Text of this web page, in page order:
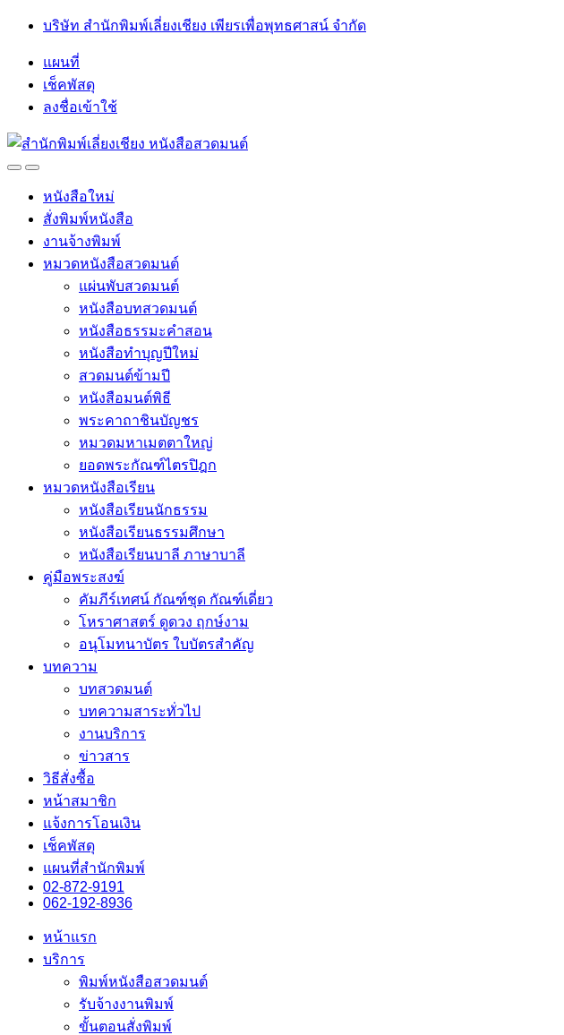
Skip
navigation
Skip
บริษัท สำนักพิมพ์เลี่ยงเชียง เพียรเพื่อพุทธศาสน์ จำกัด
แผนที่
เช็คพัสดุ
ลงชื่อเข้าใช้
OpenClose
หนังสือใหม่
สั่งพิมพ์หนังสือ
งานจ้างพิมพ์
หมวดหนังสือสวดมนต์
แผ่นพับสวดมนต์
หนังสือบทสวดมนต์
หนังสือธรรมะคำสอน
หนังสือทำบุญปีใหม่
สวดมนต์ข้ามปี
หนังสือมนต์พิธี
พระคาถาชินบัญชร
หมวดมหาเมตตาใหญ่
ยอดพระกัณฑ์ไตรปิฎก
หมวดหนังสือเรียน
หนังสือเรียนนักธรรม
หนังสือเรียนธรรมศึกษา
หนังสือเรียนบาลี ภาษาบาลี
คู่มือพระสงฆ์
คัมภีร์เทศน์ กัณฑ์ชุด กัณฑ์เดี่ยว
โหราศาสตร์ ดูดวง ฤกษ์งาม
อนุโมทนาบัตร ใบบัตรสำคัญ
บทความ
บทสวดมนต์
บทความสาระทั่วไป
งานบริการ
ข่าวสาร
วิธีสั่งซื้อ
หน้าสมาชิก
แจ้งการโอนเงิน
เช็คพัสดุ
แผนที่สำนักพิมพ์
02-872-9191
062-192-8936
หน้าแรก
บริการ
พิมพ์หนังสือสวดมนต์
รับจ้างงานพิมพ์
ขั้นตอนสั่งพิมพ์